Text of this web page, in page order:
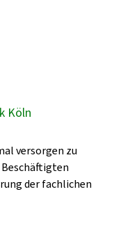
Köln
versorgen zu
der fachlichen